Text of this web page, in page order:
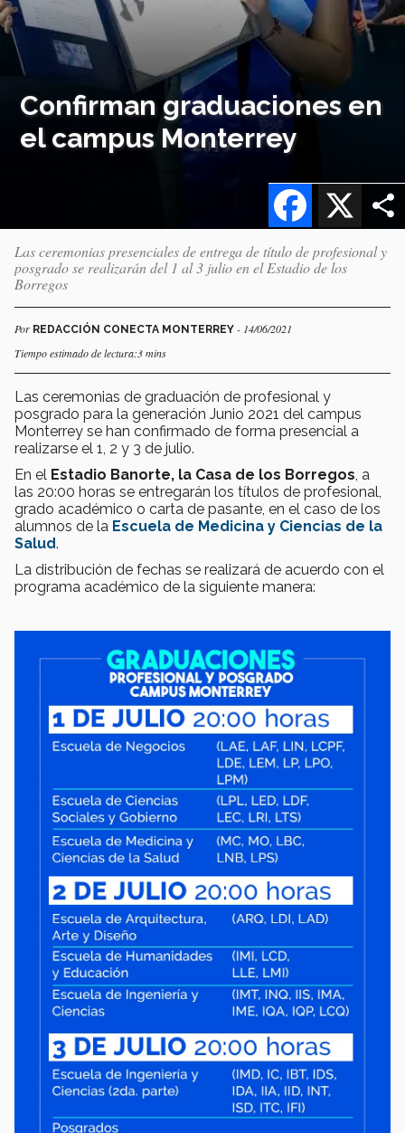
Confirman graduaciones en
el campus Monterrey
X
Facebook
Las ceremonias presenciales de entrega de título de profesional y
posgrado se realizarán del 1 al 3 julio en el Estadio de los
Borregos
Por REDACCIÓN CONECTA MONTERREY - 14/06/2021
Tiempo estimado de lectura:3 mins
Las ceremonias de graduación de profesional y
posgrado para la generación Junio 2021 del campus
Monterrey se han confirmado de forma presencial a
realizarse el 1, 2 y 3 de julio.
En el Estadio Banorte, la Casa de los Borregos , a
las 20:00 horas se entregarán los títulos de profesional,
grado académico o carta de pasante, en el caso de los
alumnos de la Escuela de Medicina y Ciencias de la
Salud.
La distribución de fechas se realizará de acuerdo con el
programa académico de la siguiente manera: